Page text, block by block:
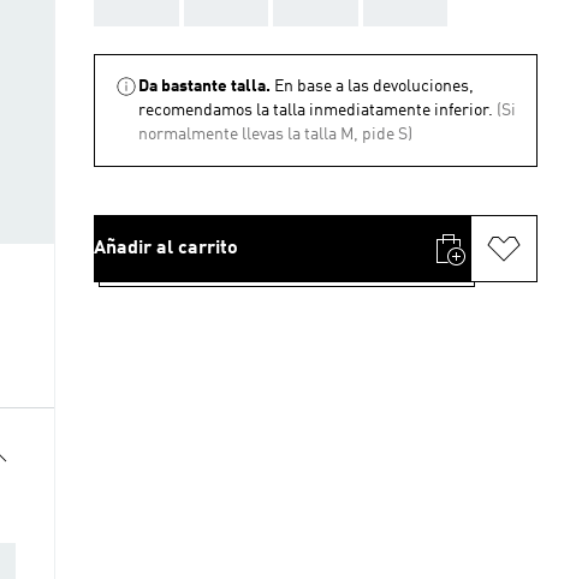
Da bastante talla. En base a las devoluciones,
recomendamos la talla inmediatamente inferior. (Si
normalmente llevas la talla M, pide S)
Añadir al carrito